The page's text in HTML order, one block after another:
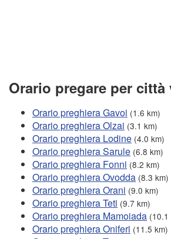
Orario pregare per città
Orario preghiera Gavoi (1.6 km)
Orario preghiera Olzai (3.1 km)
Orario preghiera Lodine (4.0 km)
Orario preghiera Sarule (6.8 km)
Orario preghiera Fonni (8.2 km)
Orario preghiera Ovodda (8.3 km)
Orario preghiera Orani (9.0 km)
Orario preghiera Teti (9.7 km)
Orario preghiera Mamoiada (10.1
Orario preghiera Oniferi (11.5 km)